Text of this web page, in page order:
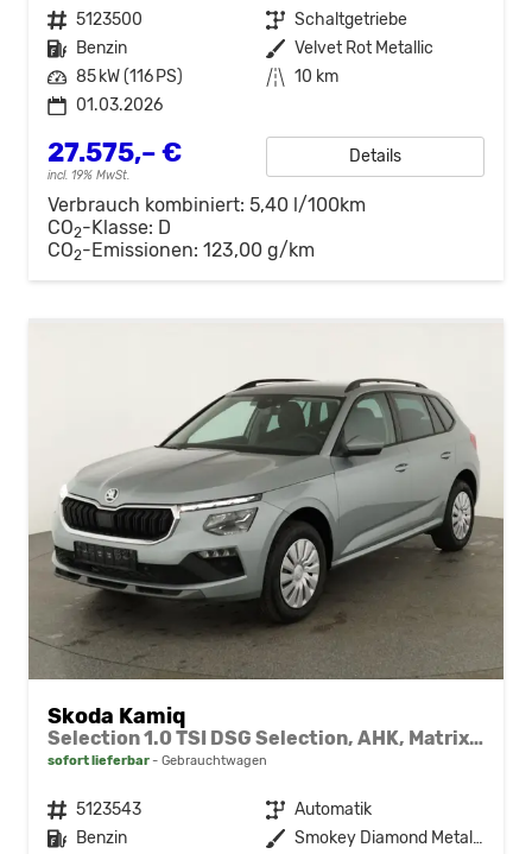
Fahrzeugnr. 5123500 Getriebe Schaltgetriebe
Kraftstoff Benzin Außenfarbe Velvet Rot Metallic
Leistung 85 kW (116 PS) Kilometerstand 10 km
01.03.2026
27.575,– €
incl. 19% MwSt.
Details
Verbrauch kombiniert: 5,40 l/100km
CO2-Klasse: D
CO2-Emissionen: 123,00 g/km
Skoda Kamiq
Selection 1.0 TSI DSG Selection, AHK, Matrix, Kamera, Ladeboden, Winter
sofort lieferbar Gebrauchtwagen
Fahrzeugnr. 5123543 Getriebe Automatik
Kraftstoff Benzin Außenfarbe
Smokey Diamond Metallic